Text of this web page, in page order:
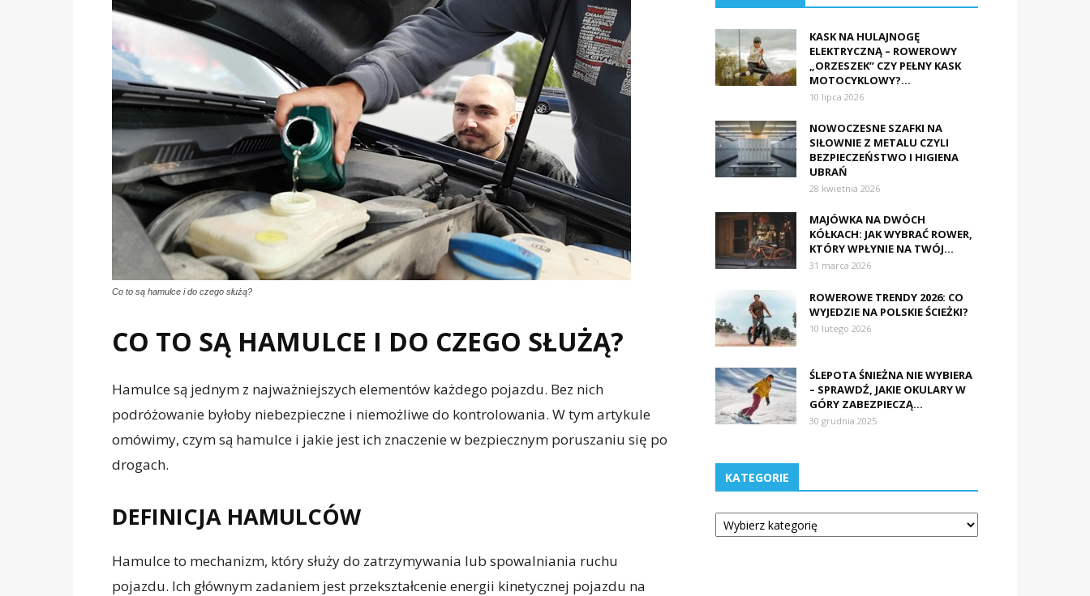
Co to są hamulce i do czego służą?
CO TO SĄ HAMULCE I DO CZEGO SŁUŻĄ?
Hamulce są jednym z najważniejszych elementów każdego pojazdu. Bez nich
podróżowanie byłoby niebezpieczne i niemożliwe do kontrolowania. W tym artykule
omówimy, czym są hamulce i jakie jest ich znaczenie w bezpiecznym poruszaniu się po
drogach.
DEFINICJA HAMULCÓW
Hamulce to mechanizm, który służy do zatrzymywania lub spowalniania ruchu
pojazdu. Ich głównym zadaniem jest przekształcenie energii kinetycznej pojazdu na
KASK NA HULAJNOGĘ
ELEKTRYCZNĄ – ROWEROWY
„ORZESZEK” CZY PEŁNY KASK
MOTOCYKLOWY?...
10 lipca 2026
NOWOCZESNE SZAFKI NA
SIŁOWNIE Z METALU CZYLI
BEZPIECZEŃSTWO I HIGIENA
UBRAŃ
28 kwietnia 2026
MAJÓWKA NA DWÓCH
KÓŁKACH: JAK WYBRAĆ ROWER,
KTÓRY WPŁYNIE NA TWÓJ...
31 marca 2026
ROWEROWE TRENDY 2026: CO
WYJEDZIE NA POLSKIE ŚCIEŻKI?
10 lutego 2026
ŚLEPOTA ŚNIEŻNA NIE WYBIERA
– SPRAWDŹ, JAKIE OKULARY W
GÓRY ZABEZPIECZĄ...
30 grudnia 2025
KATEGORIE
Kategorie